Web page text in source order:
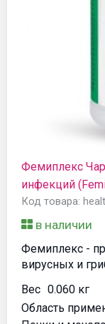
Фемиплекс
инфекций
Код товара:
в наличии
Фемиплекс -
вирусных и
Вес 0.060 кг
Область